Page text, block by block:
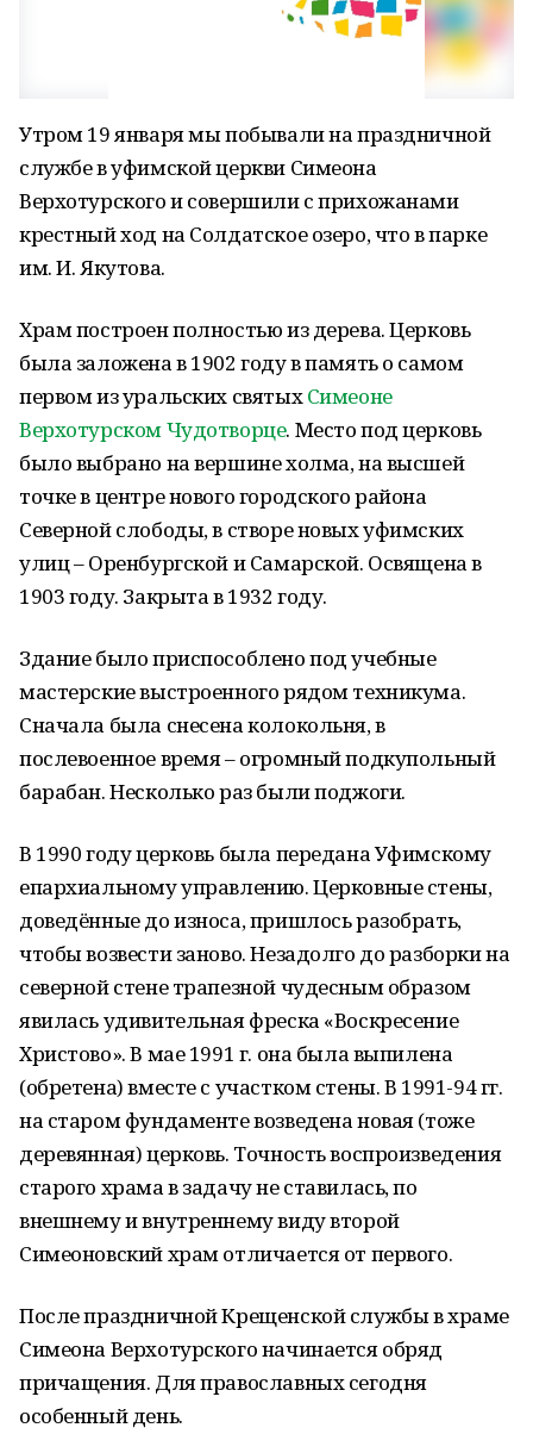
Утром 19 января мы побывали на праздничной
службе в уфимской церкви Симеона
Верхотурского и совершили с прихожанами
крестный ход на Солдатское озеро, что в парке
им. И. Якутова.
Храм построен полностью из дерева. Церковь
была заложена в 1902 году в память о самом
первом из уральских святыхСимеоне
Верхотурском Чудотворце. Место под церковь
было выбрано на вершине холма, на высшей
точке в центре нового городского района
Северной слободы, в створе новых уфимских
улиц – Оренбургской и Самарской. Освящена в
1903 году. Закрыта в 1932 году.
Здание было приспособлено под учебные
мастерские выстроенного рядом техникума.
Сначала была снесена колокольня, в
послевоенное время – огромный подкупольный
барабан. Несколько раз были поджоги.
В 1990 году церковь была передана Уфимскому
епархиальному управлению. Церковные стены,
доведённые до износа, пришлось разобрать,
чтобы возвести заново. Незадолго до разборки на
северной стене трапезной чудесным образом
явилась удивительная фреска «Воскресение
Христово». В мае 1991 г. она была выпилена
(обретена) вместе с участком стены. В 1991-94 гг.
на старом фундаменте возведена новая (тоже
деревянная) церковь. Точность воспроизведения
старого храма в задачу не ставилась, по
внешнему и внутреннему виду второй
Симеоновский храм отличается от первого.
После праздничной Крещенской службы в храме
Симеона Верхотурского начинается обряд
причащения. Для православных сегодня
особенный день.